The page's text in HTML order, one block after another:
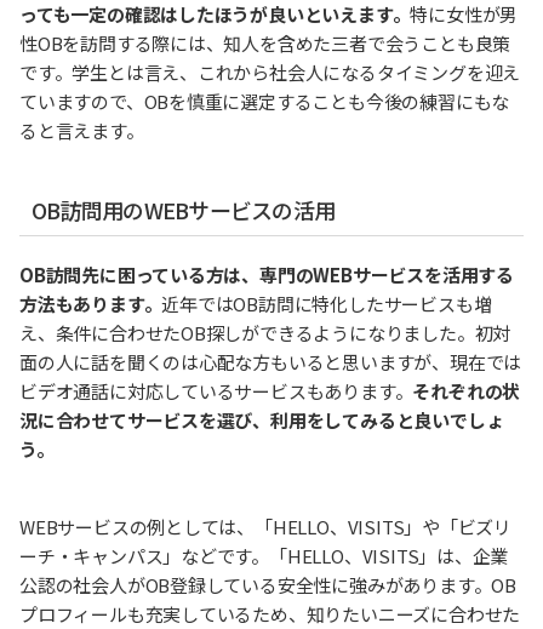
っても一定の確認はしたほうが良いといえます。特に女性が男
性OBを訪問する際には、知人を含めた三者で会うことも良策
です。学生とは言え、これから社会人になるタイミングを迎え
ていますので、OBを慎重に選定することも今後の練習にもな
ると言えます。
OB訪問用のWEBサービスの活用
OB訪問先に困っている方は、専門のWEBサービスを活用する
方法もあります。近年ではOB訪問に特化したサービスも増
え、条件に合わせたOB探しができるようになりました。初対
面の人に話を聞くのは心配な方もいると思いますが、現在では
ビデオ通話に対応しているサービスもあります。 それぞれの状
況に合わせてサービスを選び、利用をしてみると良いでしょ
う。
WEBサービスの例としては、「HELLO、VISITS」や「ビズリ
ーチ・キャンパス」などです。「HELLO、VISITS」は、企業
公認の社会人がOB登録している安全性に強みがあります。OB
プロフィールも充実しているため、知りたいニーズに合わせた